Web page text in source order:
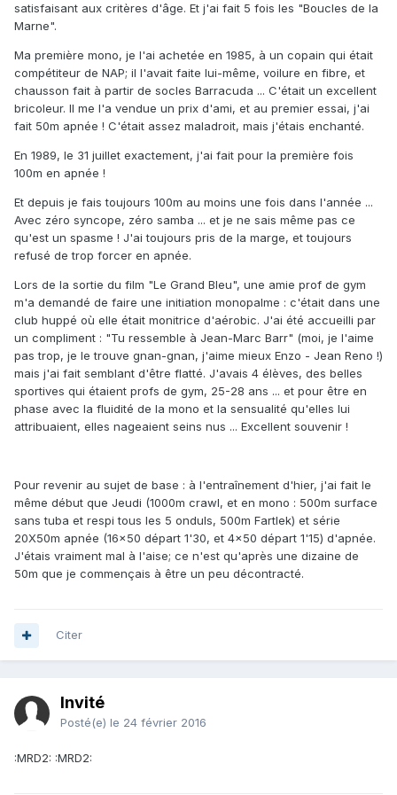
satisfaisant aux critères d'âge. Et j'ai fait 5 fois les "Boucles de la
Marne".
Ma première mono, je l'ai achetée en 1985, à un copain qui était
compétiteur de NAP; il l'avait faite lui-même, voilure en fibre, et
chausson fait à partir de socles Barracuda ... C'était un excellent
bricoleur. Il me l'a vendue un prix d'ami, et au premier essai, j'ai
fait 50m apnée ! C'était assez maladroit, mais j'étais enchanté.
En 1989, le 31 juillet exactement, j'ai fait pour la première fois
100m en apnée !
Et depuis je fais toujours 100m au moins une fois dans l'année ...
Avec zéro syncope, zéro samba ... et je ne sais même pas ce
qu'est un spasme ! J'ai toujours pris de la marge, et toujours
refusé de trop forcer en apnée.
Lors de la sortie du film "Le Grand Bleu", une amie prof de gym
m'a demandé de faire une initiation monopalme : c'était dans une
club huppé où elle était monitrice d'aérobic. J'ai été accueilli par
un compliment : "Tu ressemble à Jean-Marc Barr" (moi, je l'aime
pas trop, je le trouve gnan-gnan, j'aime mieux Enzo - Jean Reno !)
mais j'ai fait semblant d'être flatté. J'avais 4 élèves, des belles
sportives qui étaient profs de gym, 25-28 ans ... et pour être en
phase avec la fluidité de la mono et la sensualité qu'elles lui
attribuaient, elles nageaient seins nus ... Excellent souvenir !
Pour revenir au sujet de base : à l'entraînement d'hier, j'ai fait le
même début que Jeudi (1000m crawl, et en mono : 500m surface
sans tuba et respi tous les 5 onduls, 500m Fartlek) et série
20X50m apnée (16x50 départ 1'30, et 4x50 départ 1'15) d'apnée.
J'étais vraiment mal à l'aise; ce n'est qu'après une dizaine de
50m que je commençais à être un peu décontracté.
Citer
Invité
Posté(e) le 24 février 2016
:MRD2: :MRD2: